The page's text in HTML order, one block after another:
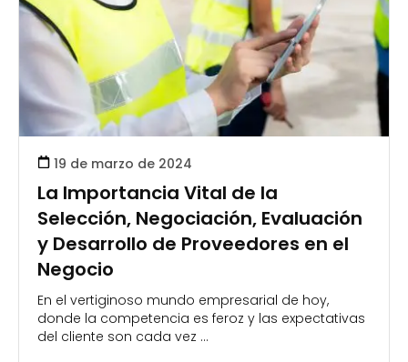
19 de marzo de 2024
La Importancia Vital de la
Selección, Negociación, Evaluación
y Desarrollo de Proveedores en el
Negocio
En el vertiginoso mundo empresarial de hoy,
donde la competencia es feroz y las expectativas
del cliente son cada vez ...